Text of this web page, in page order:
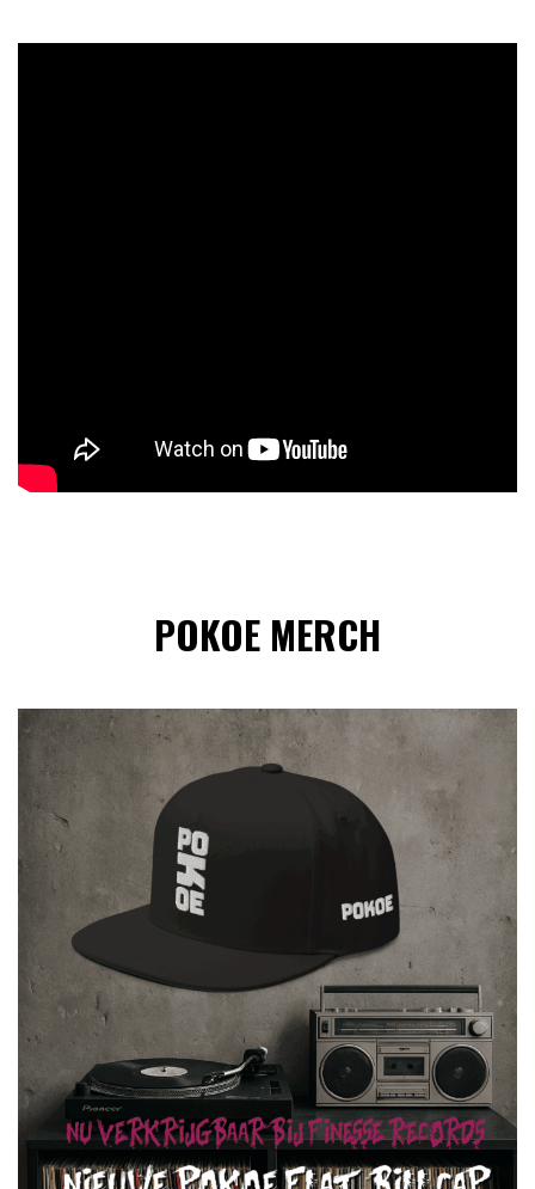
POKOE MERCH